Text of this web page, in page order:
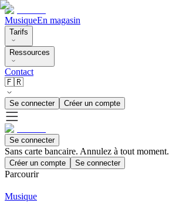
MusiqueEn magasin
Tarifs
Ressources
Contact
🇫🇷
Se connecter Créer un compte
Se connecter
Sans carte bancaire. Annulez à tout moment.
Créer un compte Se connecter
Parcourir
Musique